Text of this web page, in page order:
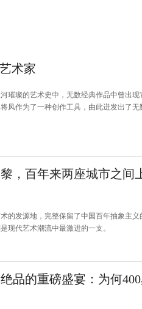
术家
璀璨的艺术史中，无数经典作品中曾出
风作为了一种创作工具，由此迸发出了
黎，百年来两座城市之间
的发源地，完整保留了中国百年抽象主
现代艺术潮流中最激进的一支。
品的重磅盛宴：为何